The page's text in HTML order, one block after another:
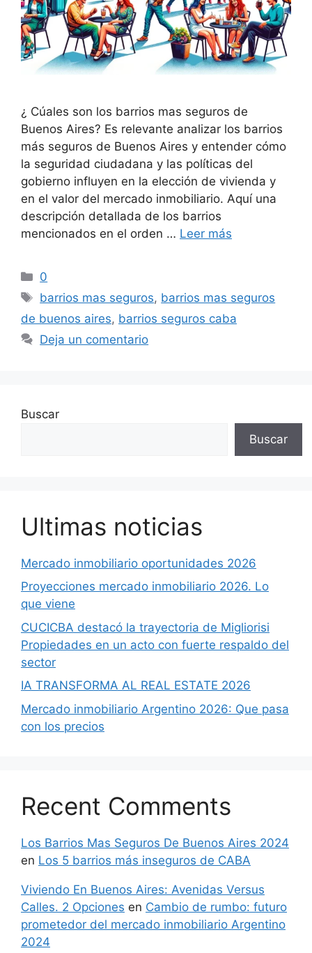
¿ Cúales son los barrios mas seguros de
Buenos Aires? Es relevante analizar los barrios
más seguros de Buenos Aires y entender cómo
la seguridad ciudadana y las políticas del
gobierno influyen en la elección de vivienda y
en el valor del mercado inmobiliario. Aquí una
descripción detallada de los barrios
mencionados en el orden … Leer más
Categorías
0
Etiquetas
barrios mas seguros, barrios mas seguros
de buenos aires, barrios seguros caba
Deja un comentario
Buscar
Buscar
Ultimas noticias
Mercado inmobiliario oportunidades 2026
Proyecciones mercado inmobiliario 2026. Lo
que viene
CUCICBA destacó la trayectoria de Migliorisi
Propiedades en un acto con fuerte respaldo del
sector
IA TRANSFORMA AL REAL ESTATE 2026
Mercado inmobiliario Argentino 2026: Que pasa
con los precios
Recent Comments
Los Barrios Mas Seguros De Buenos Aires 2024
en Los 5 barrios más inseguros de CABA
Viviendo En Buenos Aires: Avenidas Versus
Calles. 2 Opciones en Cambio de rumbo: futuro
prometedor del mercado inmobiliario Argentino
2024